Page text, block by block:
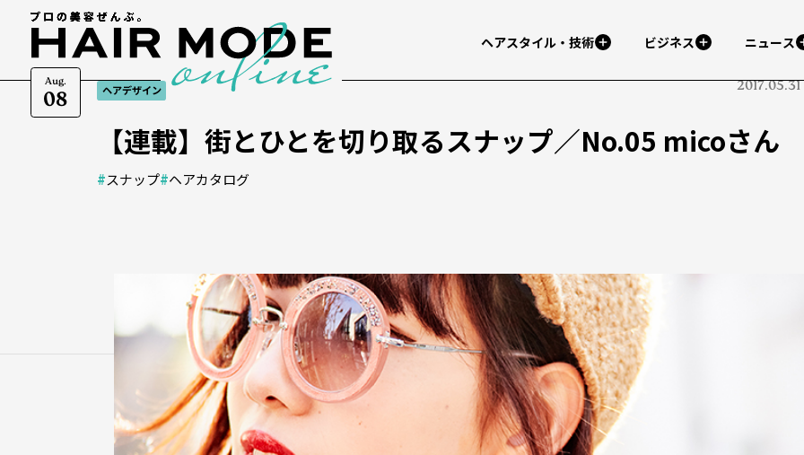
Aug.
08
ヘアスタイル・技術 ビジネス ニュース
ヘアデザイン 2017.05.31
【連載】街とひとを切り取るスナップ／No.05 micoさん
#スナップ#ヘアカタログ